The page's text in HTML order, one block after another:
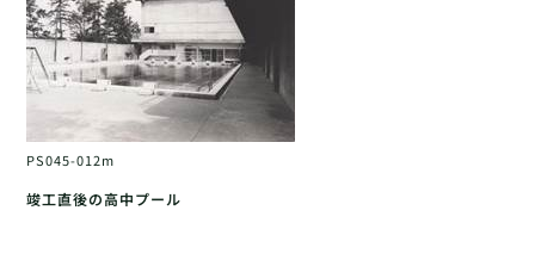
PS045-012m
竣工直後の高中プール